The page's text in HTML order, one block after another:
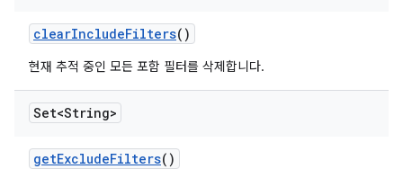
clearIncludeFilters()
현재 추적 중인 모든 포함 필터를 삭제합니다.
Set<String>
getExcludeFilters()